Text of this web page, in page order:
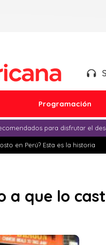
Programación
para disfrutar el
en Perú? Esta es la historia
a que lo